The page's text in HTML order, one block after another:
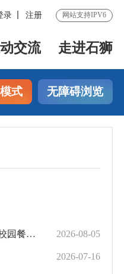
录 注册 网站支持IPV6
交流 走进石狮
式 无障碍浏览
训会 2026-08-05
2026-07-16